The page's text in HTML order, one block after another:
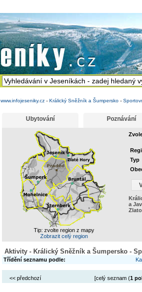
www.infojeseniky.cz- Králický Sněžník a Šumpersko-
Ubytování Poznávání
Tip: zvolte region z mapy
Zobrazit celý region
Typ
a
Aktivity - Králický Sněžník a Šumpersko -
Třídění seznamu podle:
<< předchozí [celý seznam (1